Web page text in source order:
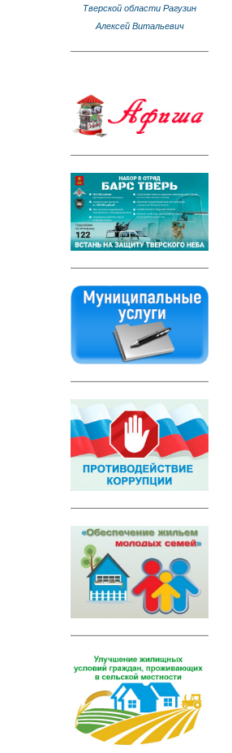
Тверской области Рагузин
Алексей Витальевич